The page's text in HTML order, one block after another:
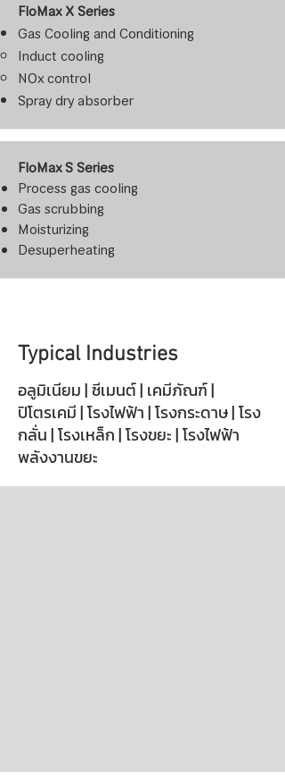
FloMax X Series
Gas Cooling and Conditioning
Induct cooling
NOx control
Spray dry absorber
FloMax S Series
Process gas cooling
Gas scrubbing
Moisturizing
Desuperheating
Typical Industries
อลูมิเนียม | ซีเมนต์ | เคมีภัณฑ์ |
ปิโตรเคมี | โรงไฟฟ้า | โรงกระดาษ | โรง
กลั่น | โรงเหล็ก | โรงขยะ | โรงไฟฟ้า
พลังงานขยะ